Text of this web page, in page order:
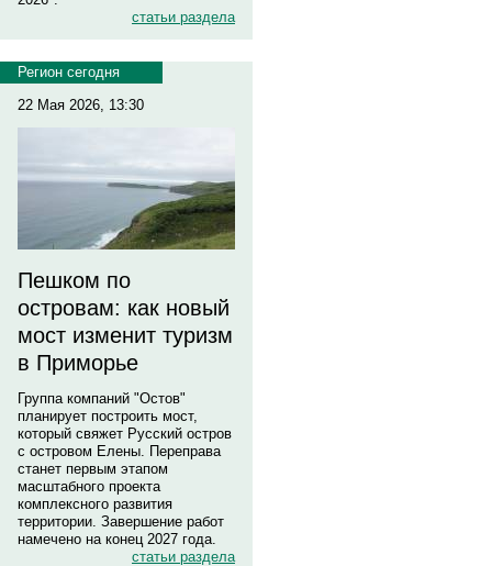
статьи раздела
Регион сегодня
22 Мая 2026, 13:30
Пешком по
островам: как новый
мост изменит туризм
в Приморье
Группа компаний "Остов"
планирует построить мост,
который свяжет Русский остров
с островом Елены. Переправа
станет первым этапом
масштабного проекта
комплексного развития
территории. Завершение работ
намечено на конец 2027 года.
статьи раздела